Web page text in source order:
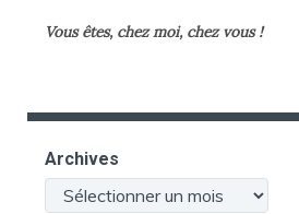
Vous êtes, chez moi, chez vous !
Archives
Archives